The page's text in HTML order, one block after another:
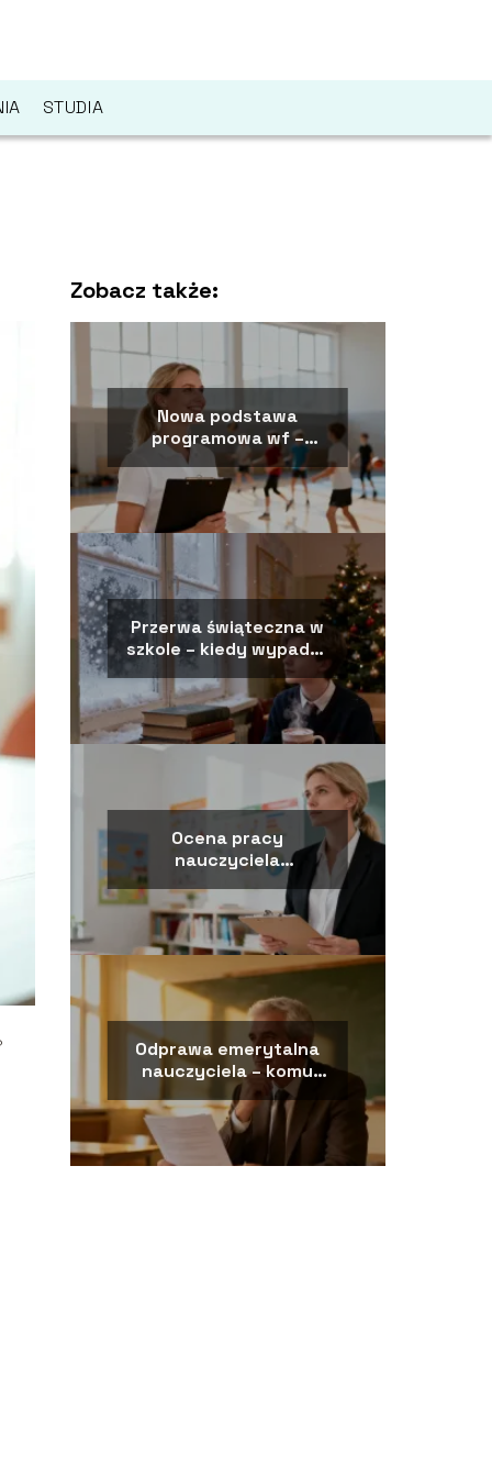
STUDIA
Zobacz także:
Nowa podstawa
programowa wf –
najważniejsze zmiany i
założenia
Przerwa świąteczna w
szkole – kiedy wypada i
ile trwa?
Ocena pracy
nauczyciela
początkującego – jak
przebiega?
Odprawa emerytalna
nauczyciela – komu
przysługuje i ile
wynosi?